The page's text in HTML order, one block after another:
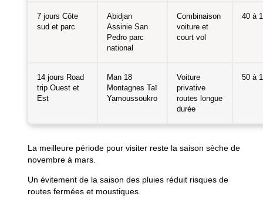
7 jours Côte
sud et parc
Abidjan
Assinie San
Pedro parc
national
Combinaison
voiture et
court vol
40 à
14 jours Road
trip Ouest et
Est
Man 18
Montagnes Taï
Yamoussoukro
Voiture
privative
routes longue
durée
50 à
La meilleure période pour visiter reste la saison sèche de
novembre à mars.
Un évitement de la saison des pluies réduit risques de
routes fermées et moustiques.